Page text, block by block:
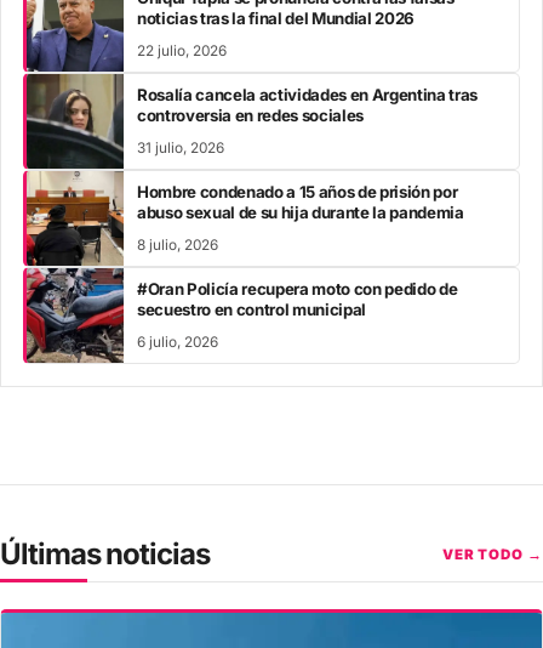
noticias tras la final del Mundial 2026
22 julio, 2026
Rosalía cancela actividades en Argentina tras
controversia en redes sociales
31 julio, 2026
Hombre condenado a 15 años de prisión por
abuso sexual de su hija durante la pandemia
8 julio, 2026
#Oran Policía recupera moto con pedido de
secuestro en control municipal
6 julio, 2026
Últimas noticias VER TODO →